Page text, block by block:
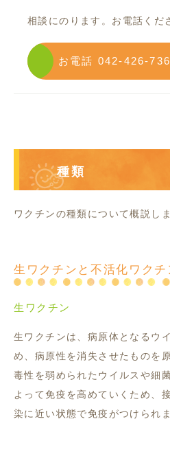
相談にのります。お電話くだ
お電話 042-426-
種類
ワクチンの種類について概説しま
生ワクチンと不活化ワクチ
生ワクチン
生ワクチンは、病原体となるウ
め、病原性を消失させたものを
毒性を弱められたウイルスや細
よって免疫を高めていくため、
染に近い状態で免疫がつけられま